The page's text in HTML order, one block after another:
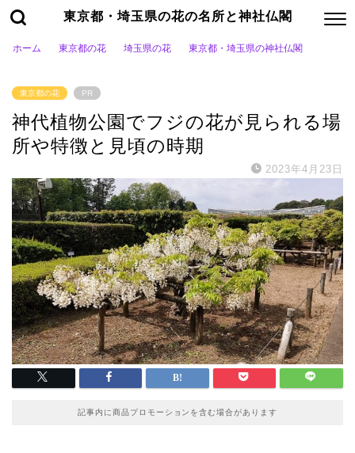
東京都・埼玉県の花の名所と神社仏閣
ホーム 東京都の花 埼玉県の花 東京都・埼玉県の神社仏閣
東京都の花 PR
神代植物公園でフジの花が見られる場
所や特徴と見頃の時期
2023年4月23日
記事内に商品プロモーションを含む場合があります